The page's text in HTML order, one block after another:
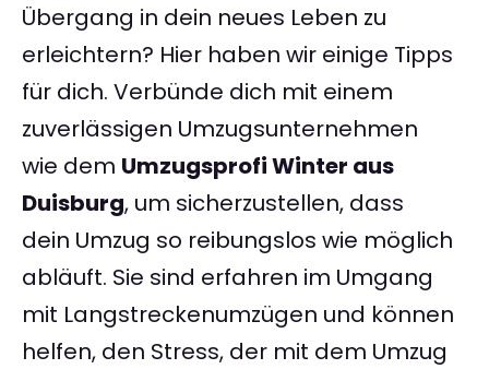
Übergang in dein neues Leben zu
erleichtern? Hier haben wir einige Tipps
für dich. Verbünde dich mit einem
zuverlässigen Umzugsunternehmen
wie dem Umzugsprofi Winter aus
Duisburg, um sicherzustellen, dass
dein Umzug so reibungslos wie möglich
abläuft. Sie sind erfahren im Umgang
mit Langstreckenumzügen und können
helfen, den Stress, der mit dem Umzug